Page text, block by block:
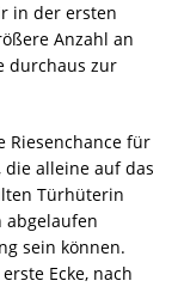
in der ersten
Anzahl an
durchaus zur
Riesenchance für
die alleine auf das
Türhüterin
abgelaufen
sein können.
Ecke, nach